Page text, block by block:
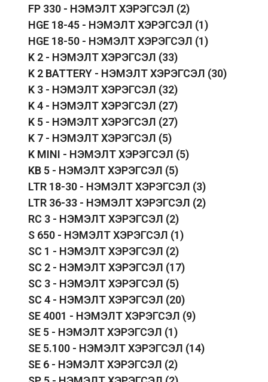
FP 330 - НЭМЭЛТ ХЭРЭГСЭЛ (2)
HGE 18-45 - НЭМЭЛТ ХЭРЭГСЭЛ (1)
HGE 18-50 - НЭМЭЛТ ХЭРЭГСЭЛ (1)
K 2 - НЭМЭЛТ ХЭРЭГСЭЛ (33)
K 2 BATTERY - НЭМЭЛТ ХЭРЭГСЭЛ (30)
K 3 - НЭМЭЛТ ХЭРЭГСЭЛ (32)
K 4 - НЭМЭЛТ ХЭРЭГСЭЛ (27)
K 5 - НЭМЭЛТ ХЭРЭГСЭЛ (27)
K 7 - НЭМЭЛТ ХЭРЭГСЭЛ (5)
K MINI - НЭМЭЛТ ХЭРЭГСЭЛ (5)
KB 5 - НЭМЭЛТ ХЭРЭГСЭЛ (5)
LTR 18-30 - НЭМЭЛТ ХЭРЭГСЭЛ (3)
LTR 36-33 - НЭМЭЛТ ХЭРЭГСЭЛ (2)
RC 3 - НЭМЭЛТ ХЭРЭГСЭЛ (2)
S 650 - НЭМЭЛТ ХЭРЭГСЭЛ (1)
SC 1 - НЭМЭЛТ ХЭРЭГСЭЛ (2)
SC 2 - НЭМЭЛТ ХЭРЭГСЭЛ (17)
SC 3 - НЭМЭЛТ ХЭРЭГСЭЛ (5)
SC 4 - НЭМЭЛТ ХЭРЭГСЭЛ (20)
SE 4001 - НЭМЭЛТ ХЭРЭГСЭЛ (9)
SE 5 - НЭМЭЛТ ХЭРЭГСЭЛ (1)
SE 5.100 - НЭМЭЛТ ХЭРЭГСЭЛ (14)
SE 6 - НЭМЭЛТ ХЭРЭГСЭЛ (2)